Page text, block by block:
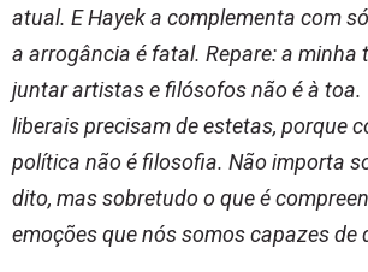
atual. E Hayek a complementa com
a arrogância é fatal. Repare: a minha
juntar artistas e filósofos não é à toa.
liberais precisam de estetas, porque
política não é filosofia. Não importa
dito, mas sobretudo o que é
emoções que nós somos capazes de